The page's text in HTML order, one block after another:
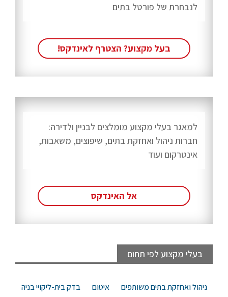
למאגר בעלי מקצוע מומלצים לבניין ולדירה:
חברות ניהול ואחזקת בתים, שיפוצים, משאבות,
אינטרקום ועוד
אל האינדקס
לנבחרת של פורטל בתים
בעל מקצוע? הצטרף לאינדקס!
בעלי מקצוע לפי תחום
ניהול ואחזקת בתים משותפים איטום בדק בית-ליקויי בניה